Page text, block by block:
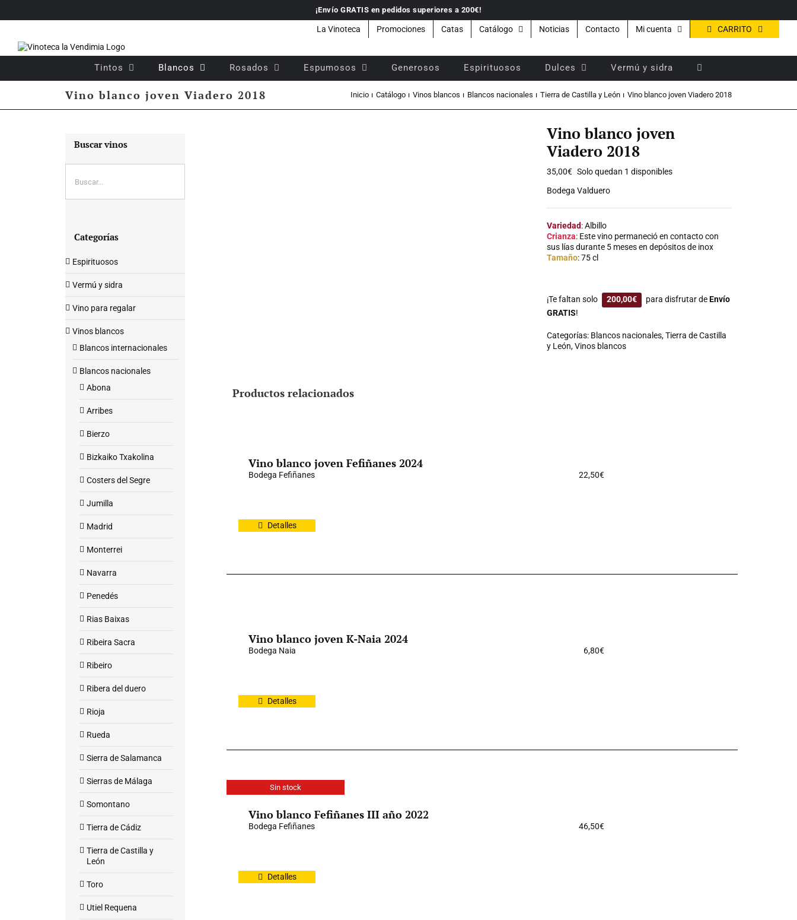
¡Envío GRATIS en pedidos superiores a 200€!
La Vinoteca Promociones Catas Catálogo Noticias Contacto Mi cuenta CARRITO
Tintos Blancos Rosados Espumosos Generosos Espirituosos Dulces Vermú y sidra
Vino blanco joven Viadero 2018 Inicio Catálogo Vinos blancos Blancos nacionales Tierra de Castilla y León Vino blanco joven Viadero 2018
Vino blanco joven
Viadero 2018
35,00€ Solo quedan 1 disponibles
Bodega Valduero
Variedad: Albillo
Crianza: Este vino permaneció en contacto con
sus lías durante 5 meses en depósitos de inox
Tamaño: 75 cl
¡Te faltan solo 200,00€ para disfrutar deEnvío
GRATIS!
Categorías: Blancos nacionales,Tierra de Castilla
y León,Vinos blancos
Productos relacionados
Vino blanco joven Fefiñanes 2024
Bodega Fefiñanes 22,50€
Detalles
Vino blanco joven K-Naia 2024
Bodega Naia 6,80€
Detalles
Sin stock
Vino blanco Fefiñanes III año 2022
Bodega Fefiñanes 46,50€
Detalles
Buscar vinos
Categorías
Espirituosos
Vermú y sidra
Vino para regalar
Vinos blancos
Blancos internacionales
Blancos nacionales
Abona
Arribes
Bierzo
Bizkaiko Txakolina
Costers del Segre
Jumilla
Madrid
Monterrei
Navarra
Penedés
Rias Baixas
Ribeira Sacra
Ribeiro
Ribera del duero
Rioja
Rueda
Sierra de Salamanca
Sierras de Málaga
Somontano
Tierra de Cádiz
Tierra de Castilla y
León
Toro
Utiel Requena